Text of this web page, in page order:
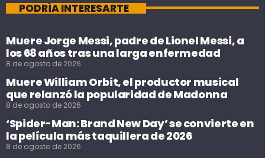
PODRÍA INTERESARTE
Muere Jorge Messi, padre de Lionel Messi, a
los 68 años tras una larga enfermedad
8 de agosto de 2026
Muere William Orbit, el productor musical
que relanzó la popularidad de Madonna
8 de agosto de 2026
‘Spider-Man: Brand New Day’ se convierte en
la película más taquillera de 2026
8 de agosto de 2026